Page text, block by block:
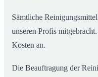
Sämtliche
unseren Profis
Kosten an.
Die Beauftragung der